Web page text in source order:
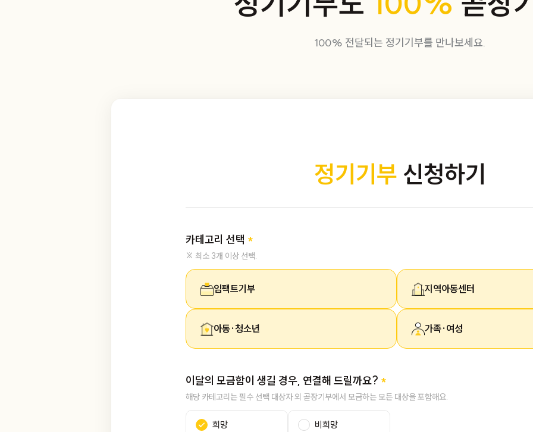
100% 전달되는 정기기부를 만나보세요.
정기기부 신청하기
카테고리 선택
※ 최소 3개 이상 선택.
임팩트기부 지역아동센터
아동·청소년 가족·여성
이달의 모금함이 생길 경우, 연결해 드릴까요?
해당 카테고리는 필수 선택 대상자 외 곧장기부에서 모금하는 모든 대상을 포함해요.
희망 비희망